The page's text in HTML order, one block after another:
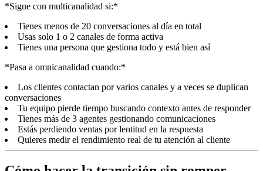
*Sigue con multicanalidad si:*
Tienes menos de 20 conversaciones al día en total
Usas solo 1 o 2 canales de forma activa
Tienes una persona que gestiona todo y está bien así
*Pasa a omnicanalidad cuando:*
Los clientes contactan por varios canales y a veces se duplican
conversaciones
Tu equipo pierde tiempo buscando contexto antes de responder
Tienes más de 3 agentes gestionando comunicaciones
Estás perdiendo ventas por lentitud en la respuesta
Quieres medir el rendimiento real de tu atención al cliente